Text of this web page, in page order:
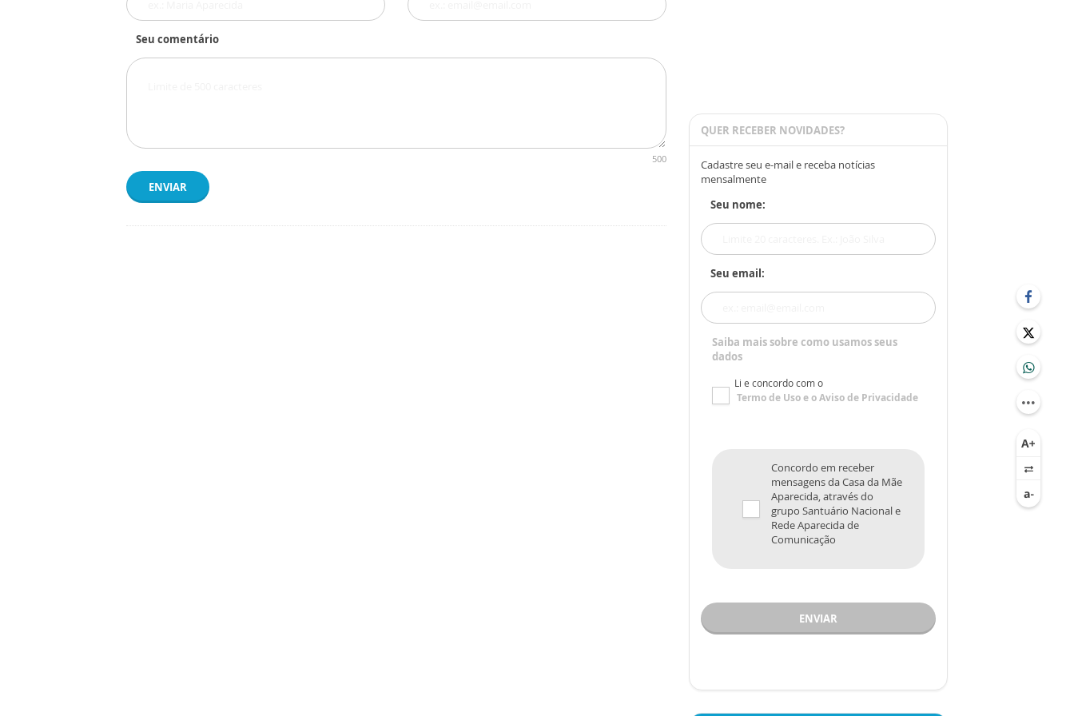
Seu comentário
500
ENVIAR
QUER RECEBER NOVIDADES?
Cadastre seu e-mail e receba notícias
mensalmente
Seu nome:
Seu email:
Saiba mais sobre como usamos seus
dados
Li e concordo com o
Termo de Usoe oAviso de Privacidade
Concordo em receber
mensagens da Casa da Mãe
Aparecida, através do
grupo Santuário Nacional e
Rede Aparecida de
Comunicação
ENVIAR